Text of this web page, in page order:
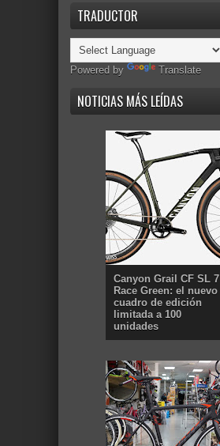
TRADUCTOR
Powered by Translate
NOTICIAS MÁS LEÍDAS
Canyon Grail CF SL 7
Race Green: el nuevo
cuadro de edición
limitada a 100
unidades